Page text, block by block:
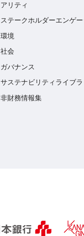
アリティ
ステークホルダーエンゲ
環境
社会
ガバナンス
サステナビリティライブ
非財務情報集